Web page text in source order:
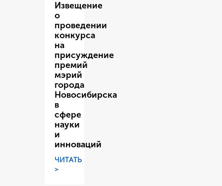
Извещение
о
проведении
конкурса
на
присуждение
премий
мэрий
города
Новосибирска
в
сфере
науки
и
инноваций
ЧИТАТЬ
>